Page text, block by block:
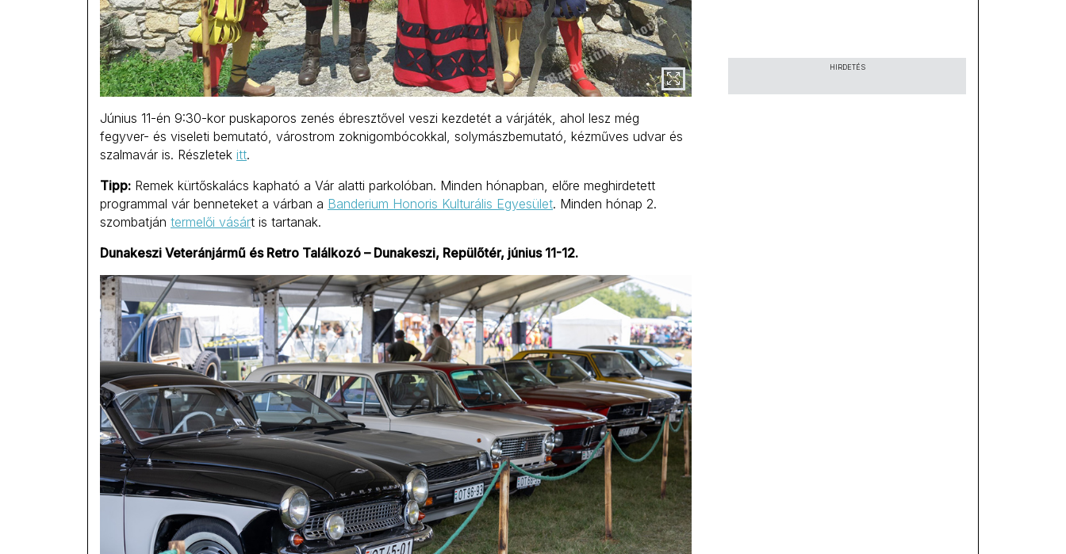
Június 11-én 9:30-kor puskaporos zenés ébresztővel veszi kezdetét a várjáték, ahol lesz még
fegyver- és viseleti bemutató, várostrom zoknigombócokkal, solymászbemutató, kézműves udvar és
szalmavár is. Részletek itt.
Tipp: Remek kürtőskalács kapható a Vár alatti parkolóban. Minden hónapban, előre meghirdetett
programmal vár benneteket a várban a Banderium Honoris Kulturális Egyesület. Minden hónap 2.
szombatján termelői vásárt is tartanak.
Dunakeszi Veteránjármű és Retro Találkozó – Dunakeszi, Repülőtér, június 11-12.
HIRDETÉS